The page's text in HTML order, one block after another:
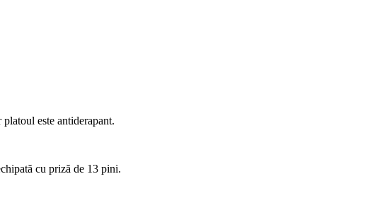
este antiderapant.
cu priză de 13 pini.